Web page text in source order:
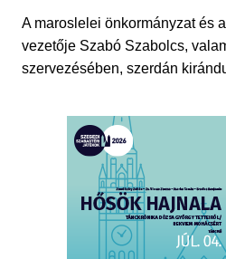
A maroslelei önkormányzat és
vezetője Szabó Szabolcs,
szervezésében, szerdán